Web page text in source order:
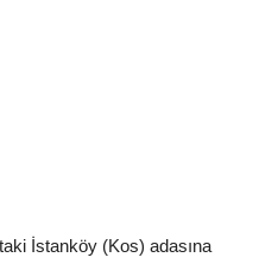
İstanköy (Kos) adasına